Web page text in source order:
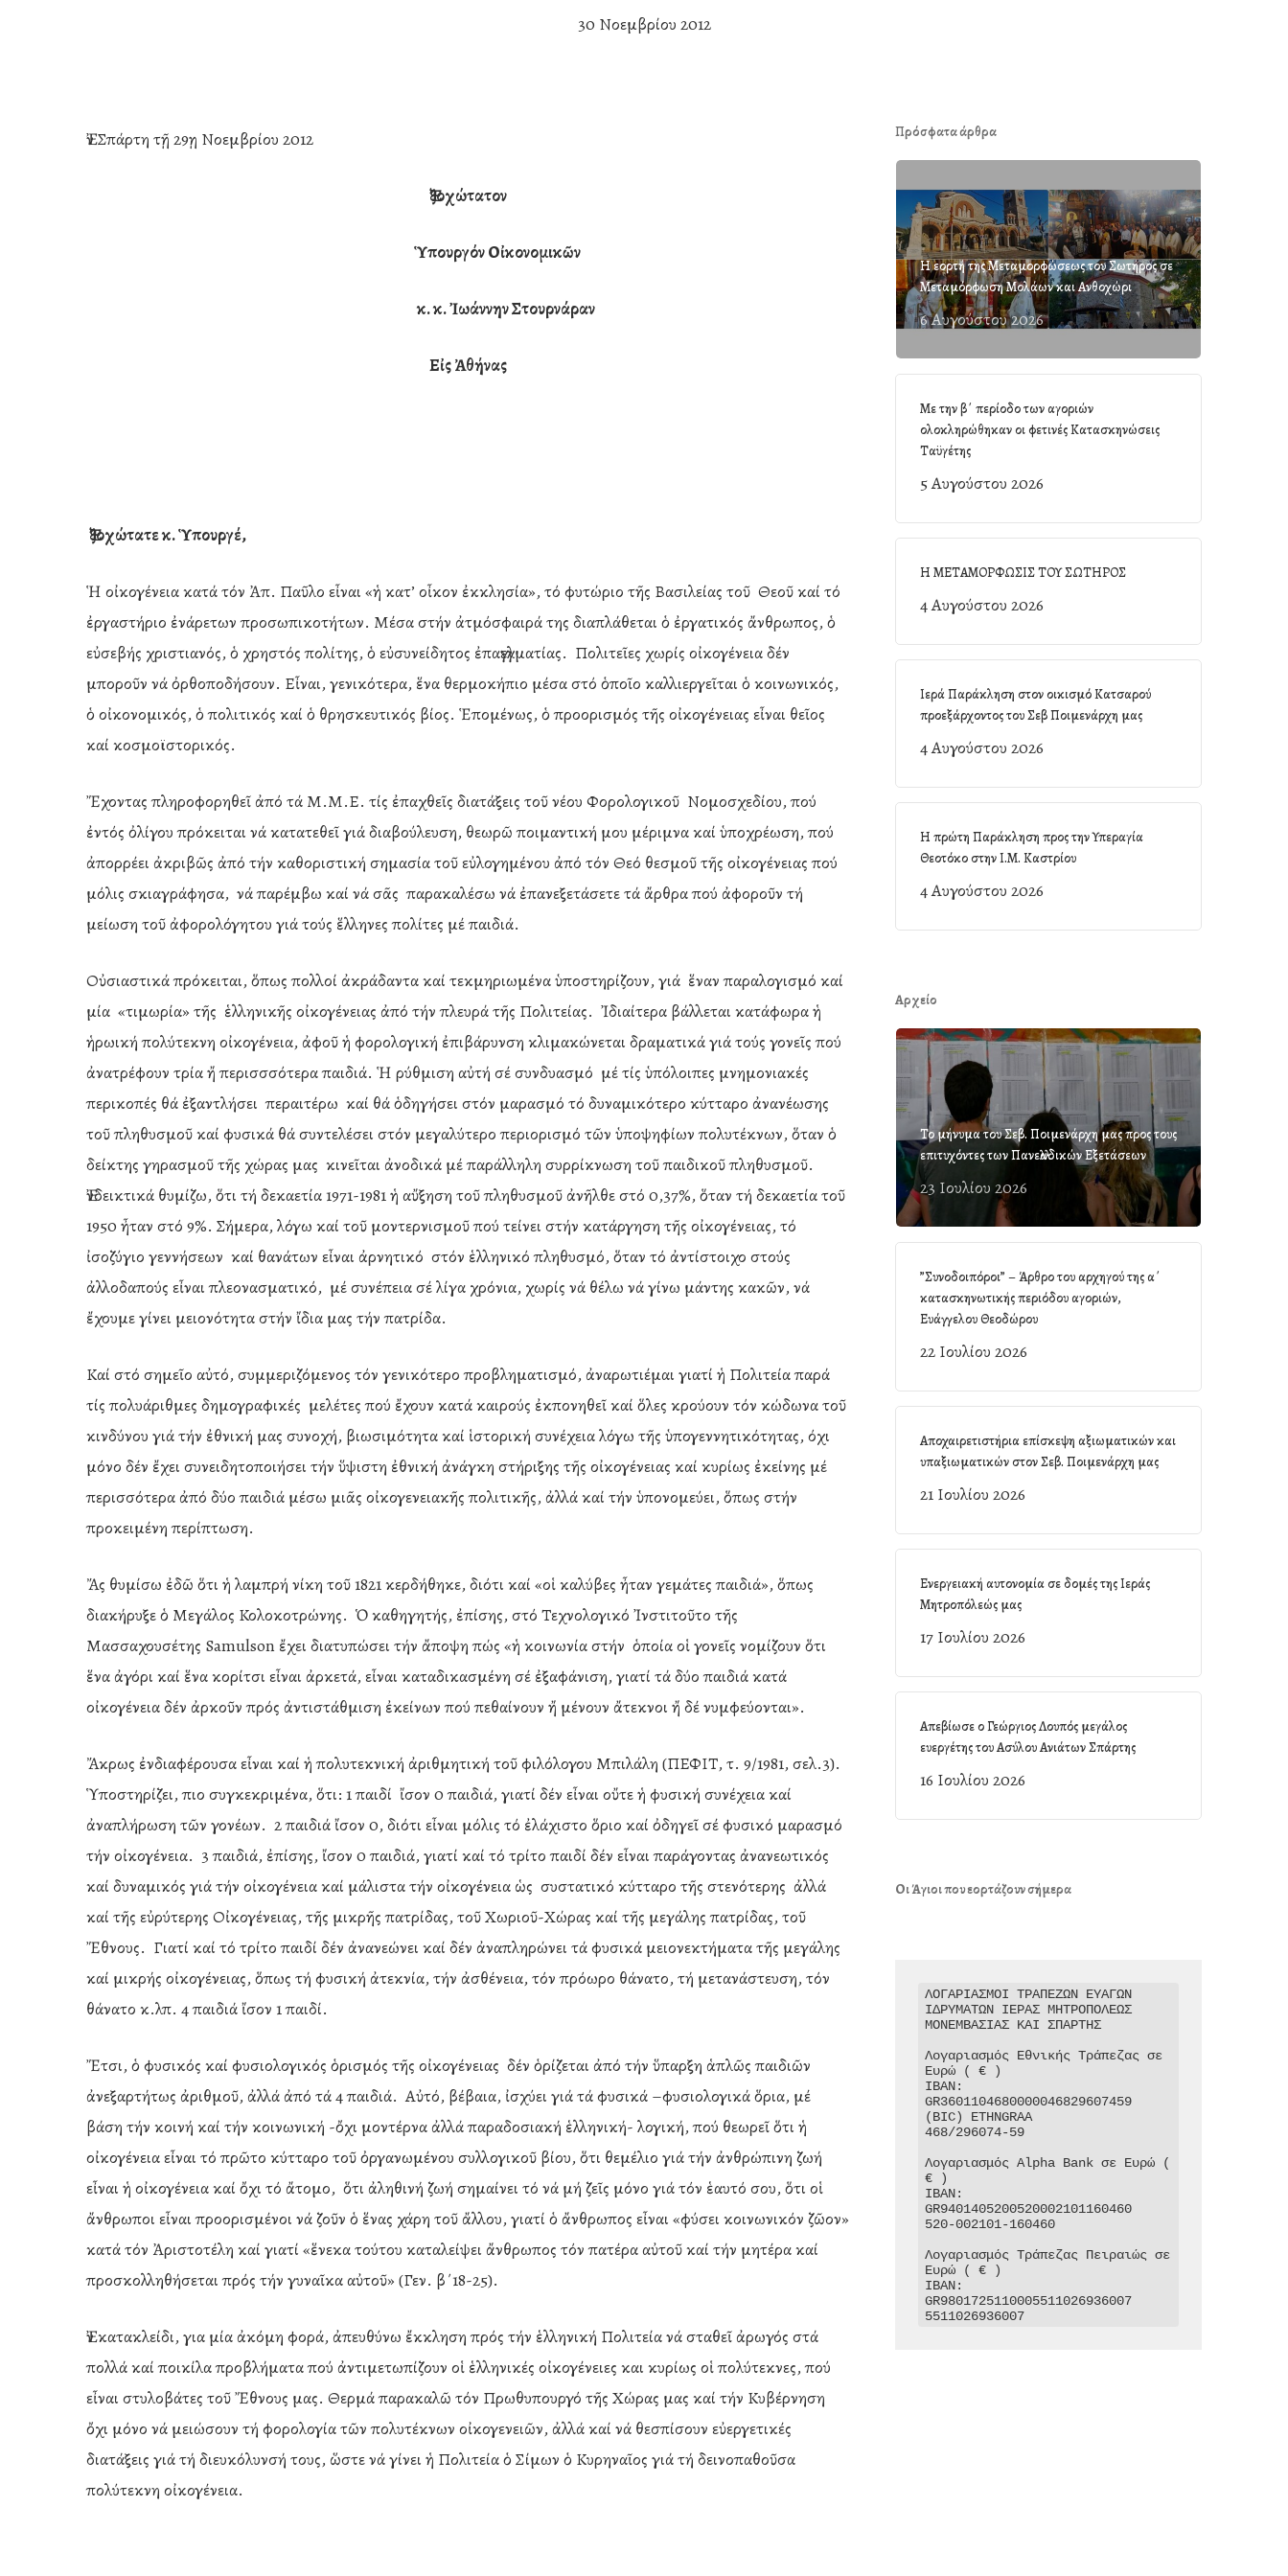
30 Νοεμβρίου 2012
Ἐν Σπάρτη τῇ 29ῃ Νοεμβρίου 2012
Ἐξοχώτατον
Ὑπουργόν Οἰκονομικῶν
κ. κ. Ἰωάννην Στουρνάραν
Εἰς Ἀθήνας
Ἐξοχώτατε κ. Ὑπουργέ,
Ἡ οἰκογένεια κατά τόν Ἀπ. Παῦλο εἶναι «ἡ κατ’ οἶκον ἐκκλησία», τό φυτώριο τῆς Βασιλείας τοῦ Θεοῦ καί τό
ἐργαστήριο ἐνάρετων προσωπικοτήτων. Μέσα στήν ἀτμόσφαιρά της διαπλάθεται ὁ ἐργατικός ἄνθρωπος, ὁ
εὐσεβής χριστιανός, ὁ χρηστός πολίτης, ὁ εὐσυνείδητος ἐπαγγελματίας. Πολιτεῖες χωρίς οἰκογένεια δέν
μποροῦν νά ὀρθοποδήσουν. Εἶναι, γενικότερα, ἕνα θερμοκήπιο μέσα στό ὁποῖο καλλιεργεῖται ὁ κοινωνικός,
ὁ οἰκονομικός, ὁ πολιτικός καί ὁ θρησκευτικός βίος. Ἑπομένως, ὁ προορισμός τῆς οἰκογένειας εἶναι θεῖος
καί κοσμοϊστορικός.
Ἔχοντας πληροφορηθεῖ ἀπό τά Μ.Μ.Ε. τίς ἐπαχθεῖς διατάξεις τοῦ νέου Φορολογικοῦ Νομοσχεδίου, πού
ἐντός ὀλίγου πρόκειται νά κατατεθεῖ γιά διαβούλευση, θεωρῶ ποιμαντική μου μέριμνα καί ὑποχρέωση, πού
ἀπορρέει ἀκριβῶς ἀπό τήν καθοριστική σημασία τοῦ εὐλογημένου ἀπό τόν Θεό θεσμοῦ τῆς οἰκογένειας πού
μόλις σκιαγράφησα, νά παρέμβω καί νά σᾶς παρακαλέσω νά ἐπανεξετάσετε τά ἄρθρα πού ἀφοροῦν τή
μείωση τοῦ ἀφορολόγητου γιά τούς ἕλληνες πολίτες μέ παιδιά.
Οὐσιαστικά πρόκειται, ὅπως πολλοί ἀκράδαντα καί τεκμηριωμένα ὑποστηρίζουν, γιά ἕναν παραλογισμό καί
μία «τιμωρία» τῆς ἑλληνικῆς οἰκογένειας ἀπό τήν πλευρά τῆς Πολιτείας. Ἰδιαίτερα βάλλεται κατάφωρα ἡ
ἡρωική πολύτεκνη οἰκογένεια, ἀφοῦ ἡ φορολογική ἐπιβάρυνση κλιμακώνεται δραματικά γιά τούς γονεῖς πού
ἀνατρέφουν τρία ἤ περισσσότερα παιδιά. Ἡ ρύθμιση αὐτή σέ συνδυασμό μέ τίς ὑπόλοιπες μνημονιακές
περικοπές θά ἐξαντλήσει περαιτέρω καί θά ὁδηγήσει στόν μαρασμό τό δυναμικότερο κύτταρο ἀνανέωσης
τοῦ πληθυσμοῦ καί φυσικά θά συντελέσει στόν μεγαλύτερο περιορισμό τῶν ὑποψηφίων πολυτέκνων, ὅταν ὁ
δείκτης γηρασμοῦ τῆς χώρας μας κινεῖται ἀνοδικά μέ παράλληλη συρρίκνωση τοῦ παιδικοῦ πληθυσμοῦ.
Ἐνδεικτικά θυμίζω, ὅτι τή δεκαετία 1971-1981 ἡ αὔξηση τοῦ πληθυσμοῦ ἀνῆλθε στό 0,37%, ὅταν τή δεκαετία τοῦ
1950 ἦταν στό 9%. Σήμερα, λόγω καί τοῦ μοντερνισμοῦ πού τείνει στήν κατάργηση τῆς οἰκογένειας, τό
ἰσοζύγιο γεννήσεων καί θανάτων εἶναι ἀρνητικό στόν ἑλληνικό πληθυσμό, ὅταν τό ἀντίστοιχο στούς
ἀλλοδαπούς εἶναι πλεονασματικό, μέ συνέπεια σέ λίγα χρόνια, χωρίς νά θέλω νά γίνω μάντης κακῶν, νά
ἔχουμε γίνει μειονότητα στήν ἴδια μας τήν πατρίδα.
Καί στό σημεῖο αὐτό, συμμεριζόμενος τόν γενικότερο προβληματισμό, ἀναρωτιέμαι γιατί ἡ Πολιτεία παρά
τίς πολυάριθμες δημογραφικές μελέτες πού ἔχουν κατά καιρούς ἐκπονηθεῖ καί ὅλες κρούουν τόν κώδωνα τοῦ
κινδύνου γιά τήν ἐθνική μας συνοχή, βιωσιμότητα καί ἱστορική συνέχεια λόγω τῆς ὑπογεννητικότητας, όχι
μόνο δέν ἔχει συνειδητοποιήσει τήν ὕψιστη ἐθνική ἀνάγκη στήριξης τῆς οἰκογένειας καί κυρίως ἐκείνης μέ
περισσότερα ἀπό δύο παιδιά μέσω μιᾶς οἰκογενειακῆς πολιτικῆς, ἀλλά καί τήν ὑπονομεύει, ὅπως στήν
προκειμένη περίπτωση.
Ἄς θυμίσω ἐδῶ ὅτι ἡ λαμπρή νίκη τοῦ 1821 κερδήθηκε, διότι καί «οἱ καλύβες ἦταν γεμάτες παιδιά», ὅπως
διακήρυξε ὁ Μεγάλος Κολοκοτρώνης. Ὁ καθηγητής, ἐπίσης, στό Τεχνολογικό Ἰνστιτοῦτο τῆς
Μασσαχουσέτης Samulson ἔχει διατυπώσει τήν ἄποψη πώς «ἡ κοινωνία στήν ὁποία οἱ γονεῖς νομίζουν ὅτι
ἕνα ἀγόρι καί ἕνα κορίτσι εἶναι ἀρκετά, εἶναι καταδικασμένη σέ ἐξαφάνιση, γιατί τά δύο παιδιά κατά
οἰκογένεια δέν ἀρκοῦν πρός ἀντιστάθμιση ἐκείνων πού πεθαίνουν ἤ μένουν ἄτεκνοι ἤ δέ νυμφεύονται».
Ἄκρως ἐνδιαφέρουσα εἶναι καί ἡ πολυτεκνική ἀριθμητική τοῦ φιλόλογου Μπιλάλη (ΠΕΦΙΤ, τ. 9/1981, σελ.3).
Ὑποστηρίζει, πιο συγκεκριμένα, ὅτι: 1 παιδί ἴσον 0 παιδιά, γιατί δέν εἶναι οὔτε ἡ φυσική συνέχεια καί
ἀναπλήρωση τῶν γονέων. 2 παιδιά ἴσον 0, διότι εἶναι μόλις τό ἐλάχιστο ὅριο καί ὀδηγεῖ σέ φυσικό μαρασμό
τήν οἰκογένεια. 3 παιδιά, ἐπίσης, ἴσον 0 παιδιά, γιατί καί τό τρίτο παιδί δέν εἶναι παράγοντας ἀνανεωτικός
καί δυναμικός γιά τήν οἰκογένεια καί μάλιστα τήν οἰκογένεια ὡς συστατικό κύτταρο τῆς στενότερης ἀλλά
καί τῆς εὐρύτερης Οἰκογένειας, τῆς μικρῆς πατρίδας, τοῦ Χωριοῦ-Χώρας καί τῆς μεγάλης πατρίδας, τοῦ
Ἔθνους. Γιατί καί τό τρίτο παιδί δέν ἀνανεώνει καί δέν ἀναπληρώνει τά φυσικά μειονεκτήματα τῆς μεγάλης
καί μικρής οἰκογένειας, ὅπως τή φυσική ἀτεκνία, τήν ἀσθένεια, τόν πρόωρο θάνατο, τή μετανάστευση, τόν
θάνατο κ.λπ. 4 παιδιά ἴσον 1 παιδί.
Ἔτσι, ὁ φυσικός καί φυσιολογικός ὁρισμός τῆς οἰκογένειας δέν ὁρίζεται ἀπό τήν ὕπαρξη ἁπλῶς παιδιῶν
ἀνεξαρτήτως ἀριθμοῦ, ἀλλά ἀπό τά 4 παιδιά. Αὐτό, βέβαια, ἰσχύει γιά τά φυσικά –φυσιολογικά ὅρια, μέ
βάση τήν κοινή καί τήν κοινωνική -ὄχι μοντέρνα ἀλλά παραδοσιακή ἑλληνική- λογική, πού θεωρεῖ ὅτι ἡ
οἰκογένεια εἶναι τό πρῶτο κύτταρο τοῦ ὀργανωμένου συλλογικοῦ βίου, ὅτι θεμέλιο γιά τήν ἀνθρώπινη ζωή
εἶναι ἡ οἰκογένεια καί ὄχι τό ἄτομο, ὅτι ἀληθινή ζωή σημαίνει τό νά μή ζεῖς μόνο γιά τόν ἑαυτό σου, ὅτι οἱ
ἄνθρωποι εἶναι προορισμένοι νά ζοῦν ὁ ἕνας χάρη τοῦ ἄλλου, γιατί ὁ ἄνθρωπος εἶναι «φύσει κοινωνικόν ζῶον»
κατά τόν Ἀριστοτέλη καί γιατί «ἕνεκα τούτου καταλείψει ἄνθρωπος τόν πατέρα αὐτοῦ καί τήν μητέρα καί
προσκολληθήσεται πρός τήν γυναῖκα αὐτοῦ» (Γεν. β΄18-25).
Ἐν κατακλείδι, για μία ἀκόμη φορά, ἀπευθύνω ἔκκληση πρός τήν ἑλληνική Πολιτεία νά σταθεῖ ἀρωγός στά
πολλά καί ποικίλα προβλήματα πού ἀντιμετωπίζουν οἱ ἑλληνικές οἰκογένειες και κυρίως οἱ πολύτεκνες, πού
εἶναι στυλοβάτες τοῦ Ἔθνους μας. Θερμά παρακαλῶ τόν Πρωθυπουργό τῆς Χώρας μας καί τήν Κυβέρνηση
ὄχι μόνο νά μειώσουν τή φορολογία τῶν πολυτέκνων οἰκογενειῶν, ἀλλά καί νά θεσπίσουν εὐεργετικές
διατάξεις γιά τή διευκόλυνσή τους, ὥστε νά γίνει ἡ Πολιτεία ὁ Σίμων ὁ Κυρηναῖος γιά τή δεινοπαθοῦσα
πολύτεκνη οἰκογένεια.
Πρόσφατα άρθρα
Η εορτή της Μεταμορφώσεως του Σωτήρος σε
Μεταμόρφωση Μολάων και Ανθοχώρι
6 Αυγούστου 2026
Με την β΄ περίοδο των αγοριών
ολοκληρώθηκαν οι φετινές Κατασκηνώσεις
Ταϋγέτης
5 Αυγούστου 2026
Η ΜΕΤΑΜΟΡΦΩΣΙΣ ΤΟΥ ΣΩΤΗΡΟΣ
4 Αυγούστου 2026
Ιερά Παράκληση στον οικισμό Κατσαρού
προεξάρχοντος του Σεβ Ποιμενάρχη μας
4 Αυγούστου 2026
Η πρώτη Παράκληση προς την Υπεραγία
Θεοτόκο στην Ι.Μ. Καστρίου
4 Αυγούστου 2026
Αρχείο
Το μήνυμα του Σεβ. Ποιμενάρχη μας προς τους
επιτυχόντες των Πανελλαδικών Εξετάσεων
23 Ιουλίου 2026
”Συνοδοιπόροι” – Άρθρο του αρχηγού της α΄
κατασκηνωτικής περιόδου αγοριών,
Ευάγγελου Θεοδώρου
22 Ιουλίου 2026
Αποχαιρετιστήρια επίσκεψη αξιωματικών και
υπαξιωματικών στον Σεβ. Ποιμενάρχη μας
21 Ιουλίου 2026
Ενεργειακή αυτονομία σε δομές της Ιεράς
Μητροπόλεώς μας
17 Ιουλίου 2026
Απεβίωσε ο Γεώργιος Λουπός μεγάλος
ευεργέτης του Ασύλου Ανιάτων Σπάρτης
16 Ιουλίου 2026
Οι Άγιοι που εορτάζουν σήμερα
ΛΟΓΑΡΙΑΣΜΟΙ ΤΡΑΠΕΖΩΝ ΕΥΑΓΩΝ
ΙΔΡΥΜΑΤΩΝ ΙΕΡΑΣ ΜΗΤΡΟΠΟΛΕΩΣ
ΜΟΝΕΜΒΑΣΙΑΣ ΚΑΙ ΣΠΑΡΤΗΣ
Λογαριασμός Εθνικής Τράπεζας σε
Ευρώ ( € )
IBAN:
GR3601104680000046829607459
(BIC) ETHNGRAA
468/296074-59
Λογαριασμός Alpha Bank σε Ευρώ (
€ )
IBAN:
GR9401405200520002101160460
520-002101-160460
Λογαριασμός Τράπεζας Πειραιώς σε
Ευρώ ( € )
IBAN:
GR9801725110005511026936007
5511026936007